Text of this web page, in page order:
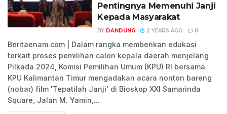
Pentingnya Memenuhi Janji
Kepada Masyarakat
BY DANDUNG 2 YEARS AGO 0
Beritaenam.com | Dalam rangka memberikan edukasi
terkait proses pemilihan calon kepala daerah menjelang
Pilkada 2024, Komisi Pemilihan Umum (KPU) RI bersama
KPU Kalimantan Timur mengadakan acara nonton bareng
(nobar) film 'Tepatilah Janji' di Bioskop XXI Samarinda
Square, Jalan M. Yamin,...